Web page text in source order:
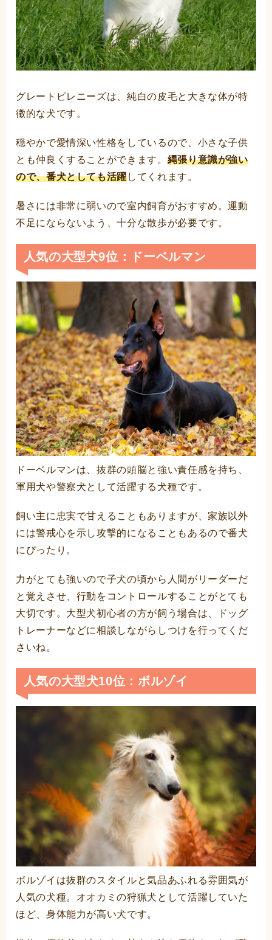
グレートピレニーズは、純白の皮毛と大きな体が特
徴的な犬です。
穏やかで愛情深い性格をしているので、小さな子供
とも仲良くすることができます。 縄張り意識が強い
ので、番犬としても活躍してくれます。
暑さには非常に弱いので室内飼育がおすすめ。運動
不足にならないよう、十分な散歩が必要です。
人気の大型犬9位：ドーベルマン
ドーベルマンは、抜群の頭脳と強い責任感を持ち、
軍用犬や警察犬として活躍する犬種です。
飼い主に忠実で甘えることもありますが、家族以外
には警戒心を示し攻撃的になることもあるので番犬
にぴったり。
力がとても強いので子犬の頃から人間がリーダーだ
と覚えさせ、行動をコントロールすることがとても
大切です。大型犬初心者の方が飼う場合は、ドッグ
トレーナーなどに相談しながらしつけを行ってくだ
さいね。
人気の大型犬10位：ボルゾイ
ボルゾイは抜群のスタイルと気品あふれる雰囲気が
人気の犬種。オオカミの狩猟犬として活躍していた
ほど、身体能力が高い犬です。